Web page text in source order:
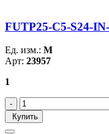
FUTP25-C5-S24-
Ед. изм.: М
Арт: 23957
1
Купить